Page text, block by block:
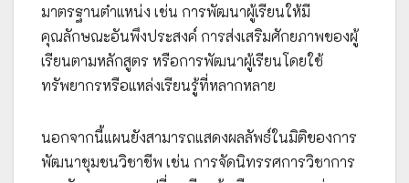
มาตรฐานตำแหน่ง เช่น การพัฒนาผู้เรียนให้มี
คุณลักษณะอันพึงประสงค์ การส่งเสริมศักยภาพของผู้
เรียนตามหลักสูตร หรือการพัฒนาผู้เรียนโดยใช้
ทรัพยากรหรือแหล่งเรียนรู้ที่หลากหลาย
นอกจากนี้แผนยังสามารถแสดงผลลัพธ์ในมิติของการ
พัฒนาชุมชนวิชาชีพ เช่น การจัดนิทรรศการวิชาการ